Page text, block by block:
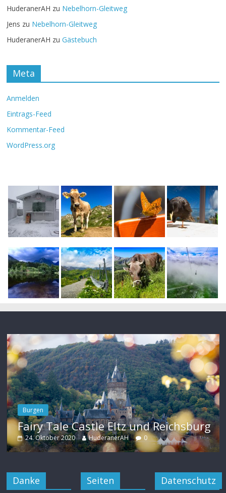
HuderanerAH zu Nebelhorn-Gleitweg
Jens zu Nebelhorn-Gleitweg
HuderanerAH zuGästebuch
Meta
Anmelden
Eintrags-Feed
Kommentar-Feed
WordPress.org
Burgen
Fairy Tale Castle Eltz und Reichsburg
24. Oktober 2020 HuderanerAH 0
Danke Seiten Datenschutz